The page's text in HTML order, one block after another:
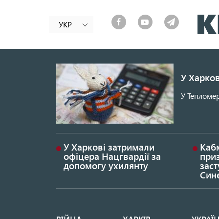
УКР
У
У
У Харкові затримали
офіцера Нацгвардії за
допомогу ухилянту